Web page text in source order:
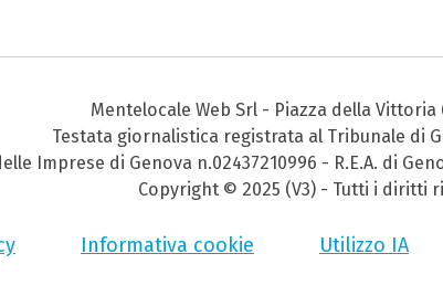
Mentelocale Web Srl - Piazza della
Testata giornalistica registrata al Tribunale di
Imprese di Genova n.02437210996 - R.E.A. di
Copyright © 2025 (V3) - Tutti i diritti
Informativa cookie Utilizzo IA